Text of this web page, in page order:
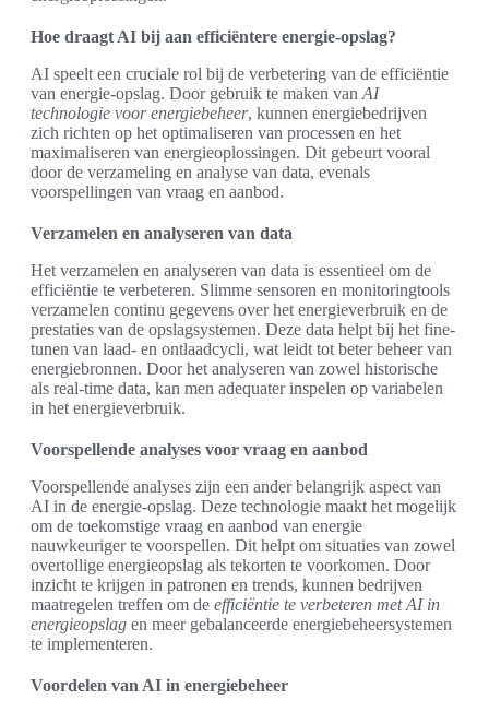
Hoe draagt AI bij aan efficiëntere energie-opslag?
AI speelt een cruciale rol bij de verbetering van de efficiëntie
van energie-opslag. Door gebruik te maken van AI
technologie voor energiebeheer, kunnen energiebedrijven
zich richten op het optimaliseren van processen en het
maximaliseren van energieoplossingen. Dit gebeurt vooral
door de verzameling en analyse van data, evenals
voorspellingen van vraag en aanbod.
Verzamelen en analyseren van data
Het verzamelen en analyseren van data is essentieel om de
efficiëntie te verbeteren. Slimme sensoren en monitoringtools
verzamelen continu gegevens over het energieverbruik en de
prestaties van de opslagsystemen. Deze data helpt bij het fine-
tunen van laad- en ontlaadcycli, wat leidt tot beter beheer van
energiebronnen. Door het analyseren van zowel historische
als real-time data, kan men adequater inspelen op variabelen
in het energieverbruik.
Voorspellende analyses voor vraag en aanbod
Voorspellende analyses zijn een ander belangrijk aspect van
AI in de energie-opslag. Deze technologie maakt het mogelijk
om de toekomstige vraag en aanbod van energie
nauwkeuriger te voorspellen. Dit helpt om situaties van zowel
overtollige energieopslag als tekorten te voorkomen. Door
inzicht te krijgen in patronen en trends, kunnen bedrijven
maatregelen treffen om de efficiëntie te verbeteren met AI in
energieopslag en meer gebalanceerde energiebeheersystemen
te implementeren.
Voordelen van AI in energiebeheer